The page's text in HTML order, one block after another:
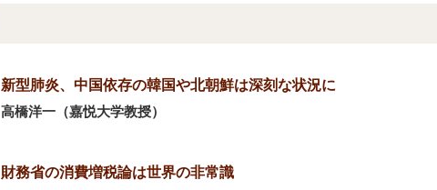
新型肺炎、中国依存の韓国や北朝鮮は深刻な状況に
高橋洋一（嘉悦大学教授）
財務省の消費増税論は世界の非常識